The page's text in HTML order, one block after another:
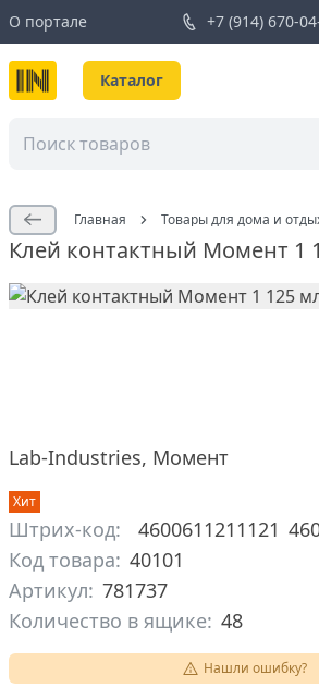
О портале +7 (914) 670-
Каталог
Главная Товары для дома и
Клей контактный Момент 1
Lab-Industries, Момент
Хит
Штрих-код: 4600611211121
Код товара: 40101
Артикул: 781737
Количество в ящике: 48
Нашли ошибку?